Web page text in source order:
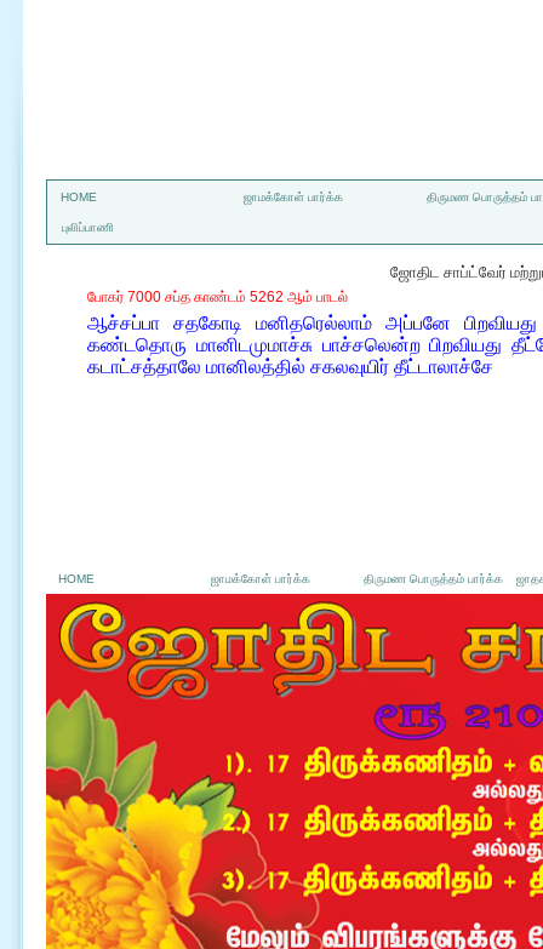
HOME ஜாமக்கோள் பார்க்க திருமண பொருத்தம்
புலிப்பாணி
ஜோதிட சாப்ட்வேர்
போகர் 7000 சப்த காண்டம் 5262 ஆம் பாடல்
ஆச்சப்பா சதகோடி மனிதரெல்லாம் அப்பனே
கண்டதொரு மானிடமுமாச்சு பாச்சலென்ற பிறவியது
கடாட்சத்தாலே மானிலத்தில் சகலவுயிர் தீட்டாலாச்சே
HOME ஜாமக்கோள் பார்க்க திருமண பொருத்தம் பார்க்க